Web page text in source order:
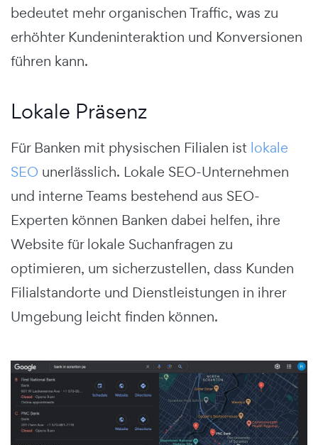
bedeutet mehr organischen Traffic, was zu
erhöhter Kundeninteraktion und Konversionen
führen kann.
Lokale Präsenz
Für Banken mit physischen Filialen ist lokale
SEO unerlässlich. Lokale SEO-Unternehmen
und interne Teams bestehend aus SEO-
Experten können Banken dabei helfen, ihre
Website für lokale Suchanfragen zu
optimieren, um sicherzustellen, dass Kunden
Filialstandorte und Dienstleistungen in ihrer
Umgebung leicht finden können.